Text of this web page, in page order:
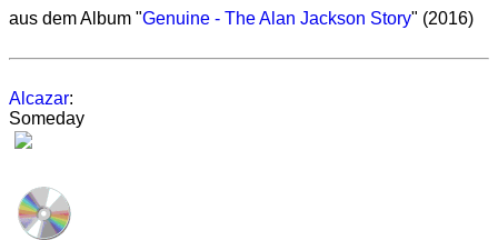
aus dem Album "Genuine - The Alan Jackson Story" (2016)
Alcazar:
Someday